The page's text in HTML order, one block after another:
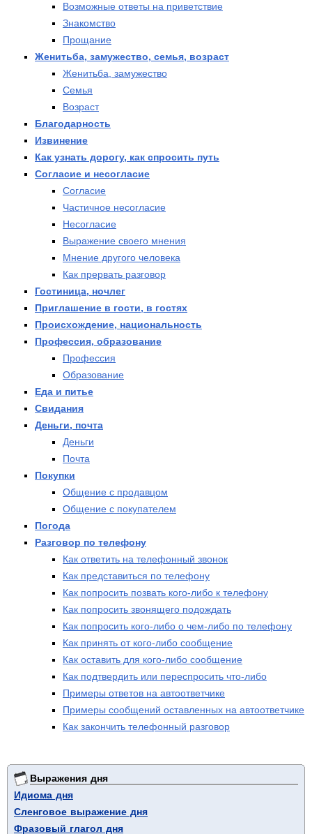
Возможные ответы на приветствие
Знакомство
Прощание
Женитьба, замужество, семья, возраст
Женитьба, замужество
Семья
Возраст
Благодарность
Извинение
Как узнать дорогу, как спросить путь
Согласие и несогласие
Согласие
Частичное несогласие
Несогласие
Выражение своего мнения
Мнение другого человека
Как прервать разговор
Гостиница, ночлег
Приглашение в гости, в гостях
Происхождение, национальность
Профессия, образование
Профессия
Образование
Еда и питье
Свидания
Деньги, почта
Деньги
Почта
Покупки
Общение с продавцом
Общение с покупателем
Погода
Разговор по телефону
Как ответить на телефонный звонок
Как представиться по телефону
Как попросить позвать кого-либо к телефону
Как попросить звонящего подождать
Как попросить кого-либо о чем-либо по телефону
Как принять от кого-либо сообщение
Как оставить для кого-либо сообщение
Как подтвердить или переспросить что-либо
Примеры ответов на автоответчике
Примеры сообщений оставленных на автоответчике
Как закончить телефонный разговор
Выражения дня
Идиома дня
Сленговое выражение дня
Фразовый глагол дня